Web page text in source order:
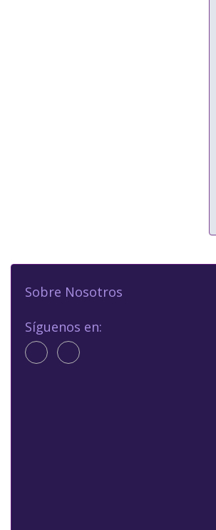
Sobre Nosotros
Síguenos en: